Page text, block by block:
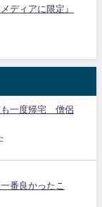
ディアに限定』
も一度帰宅 僧侶
番良かったこ